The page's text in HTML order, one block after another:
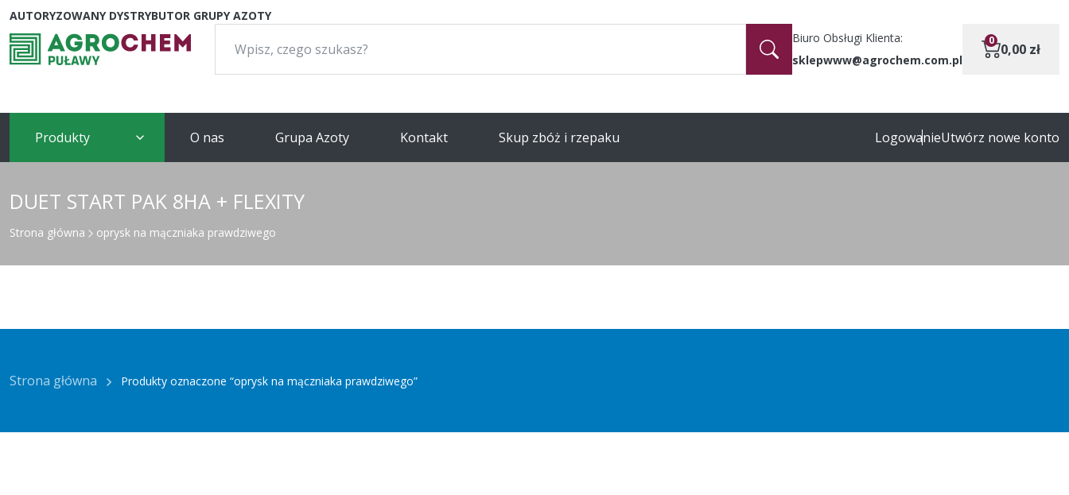
AUTORYZOWANY DYSTRYBUTOR GRUPY AZOTY
Biuro Obsługi Klienta:
sklepwww@agrochem.com.pl
0
0,00 zł
Produkty O nas Grupa Azoty Kontakt Skup zbóż i rzepaku LogowanieUtwórz nowe konto
DUET START PAK 8HA + FLEXITY
Strona główna oprysk na mączniaka prawdziwego
Strona główna Produkty oznaczone “oprysk na mączniaka prawdziwego”